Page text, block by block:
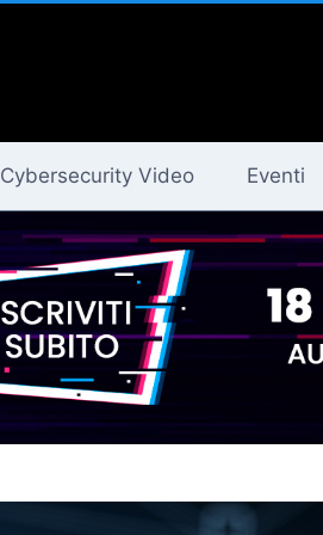
Cybersecurity Video Eventi